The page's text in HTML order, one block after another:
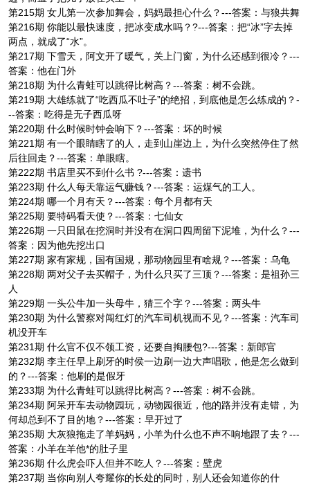
第215期 女儿第一次参加舞会，妈妈最担心什么？---答案：与狼共舞
第216期 你能以最快速度，把冰变成水吗？?---答案：把“冰”字去掉
两点，就成了“水”。
第217期 下雪天，阿文开了暖气，关上门窗，为什么还感到很冷？---
答案：他在门外
第218期 为什么青蛙可以跳得比树高？---答案：树不会跳。
第219期 大雄练就了“吃西瓜不吐子”的绝招，到底他是怎么练成的？-
--答案：吃得是无子西瓜呀
第220期 什么时候时钟会响下？---答案：坏的时候
第221期 有一个眼睛瞎了的人，走到山崖边上，为什么突然停住了然
后往回走？---答案：单眼瞎。
第222期 书店里买不到什么书 ?---答案：遗书
第223期 什么人每天靠运气赚钱？---答案：运煤气的工人。
第224期 哪一个月有天？---答案：每个月都有天
第225期 要特码看天使？---答案：七仙女
第226期 一只田鼠在挖洞时并没有在洞口四周留下泥堆，为什么？---
答案：因为他先挖出口
第227期 家有家规，国有国规，那动物园里有啥规？---答案：乌龟
第228期 两对父子去买帽子，为什么只买了三顶？---答案：是祖孙三
人
第229期 一头公牛加一头母牛，猜三个字？---答案：两头牛
第230期 为什么警察对闯红灯的汽车司机视而不见？---答案：汽车司
机没开车
第231期 什么官不仅不领工资，还要自掏腰包?---答案：新郎官
第232期 李主任早上刷牙的时侯一边刷一边大声唱歌，他是怎么做到
的？---答案：他刷的是假牙
第233期 为什么青蛙可以跳得比树高？---答案：树不会跳。
第234期 阿呆开车去动物园玩，动物园很近，他的路并没有走错，为
何却总到不了目的地？---答案：早开过了
第235期 大灰狼拖走了羊妈妈，小羊为什么也不声不响地跟了去？---
答案：小羊在羊他*的肚子里
第236期 什么虎会吓人但并不吃人？---答案：壁虎
第237期 当你向别人夸耀你的长处的同时，别人还会知道你的什